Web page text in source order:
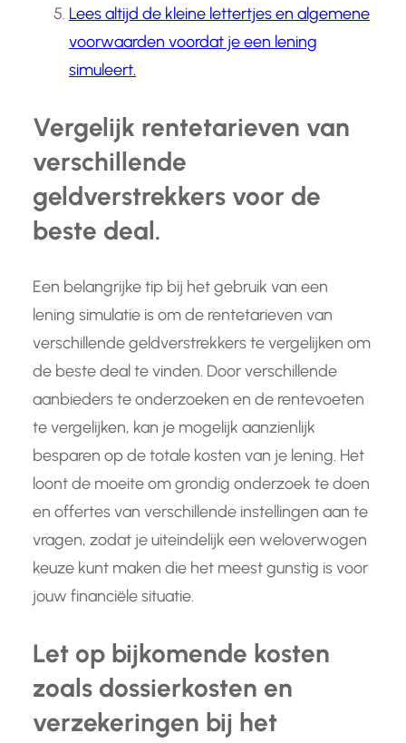
Lees altijd de kleine lettertjes en algemene
voorwaarden voordat je een lening
simuleert.
Vergelijk rentetarieven van
verschillende
geldverstrekkers voor de
beste deal.
Een belangrijke tip bij het gebruik van een
lening simulatie is om de rentetarieven van
verschillende geldverstrekkers te vergelijken om
de beste deal te vinden. Door verschillende
aanbieders te onderzoeken en de rentevoeten
te vergelijken, kan je mogelijk aanzienlijk
besparen op de totale kosten van je lening. Het
loont de moeite om grondig onderzoek te doen
en offertes van verschillende instellingen aan te
vragen, zodat je uiteindelijk een weloverwogen
keuze kunt maken die het meest gunstig is voor
jouw financiële situatie.
Let op bijkomende kosten
zoals dossierkosten en
verzekeringen bij het